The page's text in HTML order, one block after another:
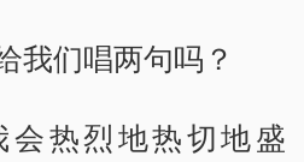
我们唱两句吗？
会热烈地热切地盛